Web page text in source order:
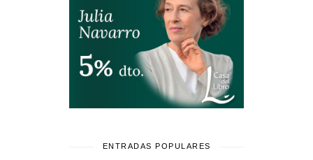
ENTRADAS POPULARES